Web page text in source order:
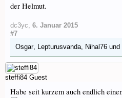
der Helmut.
dc3yc 6. Januar 2015
#7
Osgar, Lepturusvanda Nihal76 und
steffi84 Guest
Habe seit kurzem auch endlich